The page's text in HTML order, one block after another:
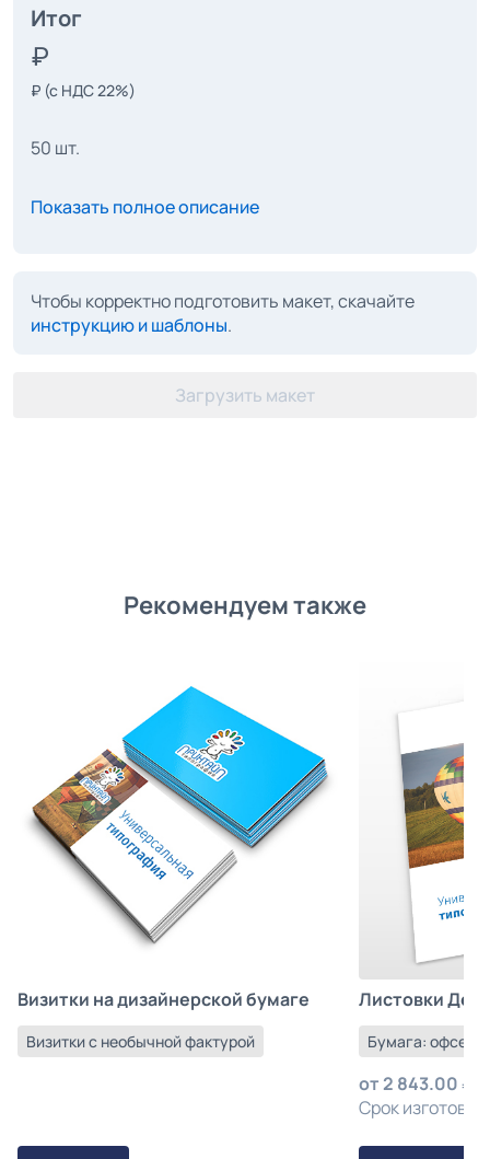
Итог
₽ (с НДС 22%)
50 шт.
Показать полное описание
Чтобы корректно подготовить макет, скачайте
инструкцию и шаблоны.
Загрузить макет
Рекомендуем также
Визитки на дизайнерской бумаге
Визитки с необычной фактурой
Листовки
Бумага:
от2 843.00
Срок